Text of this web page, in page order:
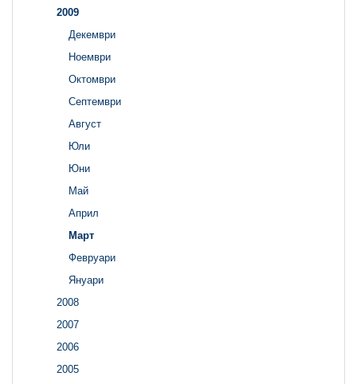
2009
Декември
Ноември
Октомври
Септември
Август
Юли
Юни
Май
Април
Март
Февруари
Януари
2008
2007
2006
2005